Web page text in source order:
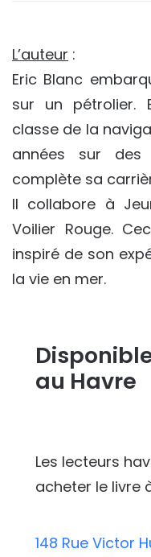
L’auteur :
Eric Blanc
sur un pétrolier.
classe de la
années sur des
complète sa
Il collabore à
Voilier Rouge.
inspiré de son
la vie en mer.
au Havre
Les lecteurs
acheter le livre
148 Rue Victor